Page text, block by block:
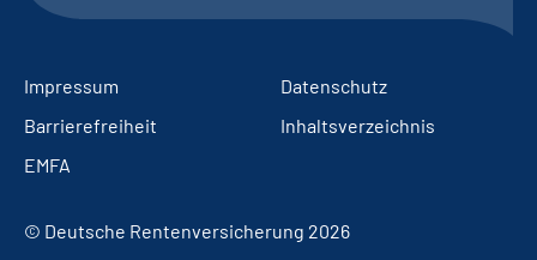
Impressum
Datenschutz
Barrierefreiheit
Inhaltsverzeichnis
EMFA
© Deutsche Rentenversicherung 2026